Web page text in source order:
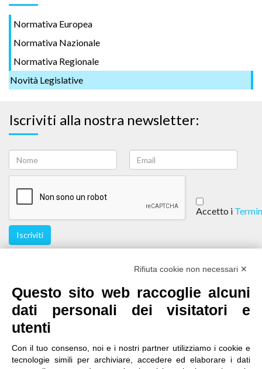
Normativa Europea
Normativa Nazionale
Normativa Regionale
Novità Legislative
Iscriviti alla nostra newsletter:
Accetto i
Iscriviti
Rifiuta cookie non necessari ✕
Questo sito web raccoglie alcuni
dati personali dei visitatori e
utenti
Con il tuo consenso, noi e i nostri partner utilizziamo i cookie e
tecnologie simili per archiviare, accedere ed elaborare i dati